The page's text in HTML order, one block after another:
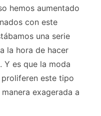
hemos aumentado
con este
una serie
la hora de hacer
Y es que la moda
este tipo
exagerada a